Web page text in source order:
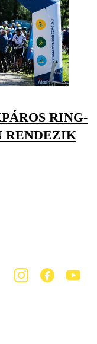
RING-
RENDEZIK